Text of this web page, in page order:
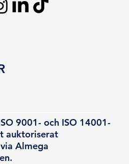
9001- och ISO 14001-
auktoriserat
Almega